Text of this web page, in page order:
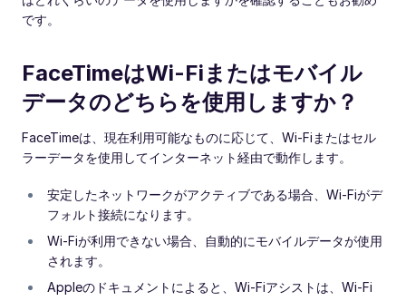
です。
FaceTimeはWi-Fiまたはモバイル
データのどちらを使用しますか？
FaceTimeは、現在利用可能なものに応じて、Wi-Fiまたはセル
ラーデータを使用してインターネット経由で動作します。
安定したネットワークがアクティブである場合、Wi-Fiがデ
フォルト接続になります。
Wi-Fiが利用できない場合、自動的にモバイルデータが使用
されます。
Appleのドキュメントによると、Wi-Fiアシストは、Wi-Fi